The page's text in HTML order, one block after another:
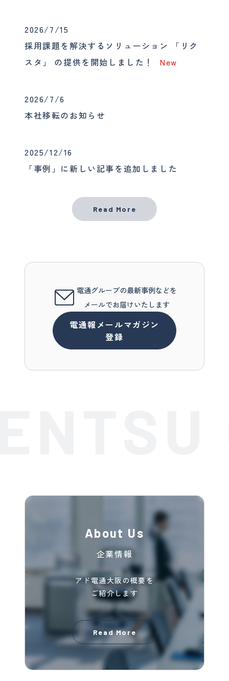
2026/7/15
採用課題を解決するソリューション 「リク
スタ」 の提供を開始しました！
New
2026/7/6
本社移転のお知らせ
2025/12/16
「事例」に新しい記事を追加しました
Read More
電通グループの最新事例などを
メールでお届けいたします
電通報メールマガジン
登録
About Us
企業情報
アド電通大阪の概要を
ご紹介します
Read More